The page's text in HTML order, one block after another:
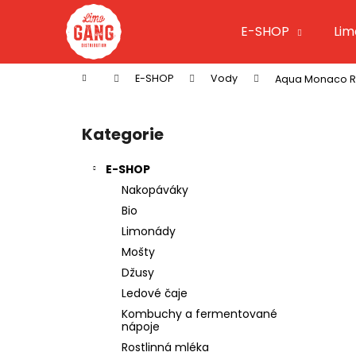
E-SHOP
Domů E-SHOP Vody Aqua Monaco
Přeskočit
kategorie
Kategorie
E-SHOP
Nakopáváky
Bio
Limonády
Mošty
Džusy
Ledové čaje
Kombuchy a fermentované
nápoje
Rostlinná mléka
í
Zpět
do
Zpět
do
SEICHA MATCHA LIMETA 20 X 0.33 L